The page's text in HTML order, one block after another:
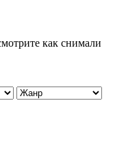
как снимали